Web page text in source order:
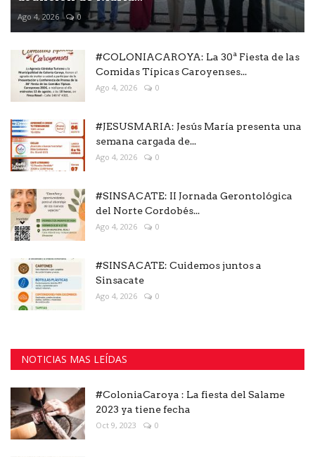
Ago 4, 2026 0
#COLONIACAROYA: La 30ª Fiesta de las
Comidas Típicas Caroyenses...
Ago 4, 2026 0
#JESUSMARIA: Jesús María presenta una
semana cargada de...
Ago 4, 2026 0
#SINSACATE: II Jornada Gerontológica
del Norte Cordobés...
Ago 4, 2026 0
#SINSACATE: Cuidemos juntos a
Sinsacate
Ago 4, 2026 0
NOTICIAS MAS LEÍDAS
#ColoniaCaroya : La fiesta del Salame
2023 ya tiene fecha
Oct 9, 2023 0